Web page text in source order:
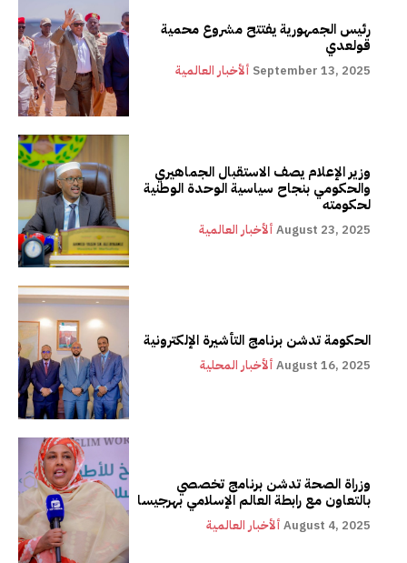
رئيس الجمهورية يفتتح مشروع محمية
قولعدي
ألأخبار العالمية September 13, 2025
وزير الإعلام يصف الاستقبال الجماهيري
والحكومي بنجاح سياسية الوحدة الوطنية
لحكومته
ألأخبار العالمية August 23, 2025
الحكومة تدشن برنامج التأشيرة الإلكترونية
ألأخبار المحلية August 16, 2025
وزراة الصحة تدشن برنامج تخصصي
بالتعاون مع رابطة العالم الإسلامي بهرجيسا
ألأخبار العالمية August 4, 2025